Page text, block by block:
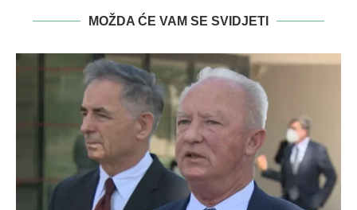
MOŽDA ĆE VAM SE SVIDJETI